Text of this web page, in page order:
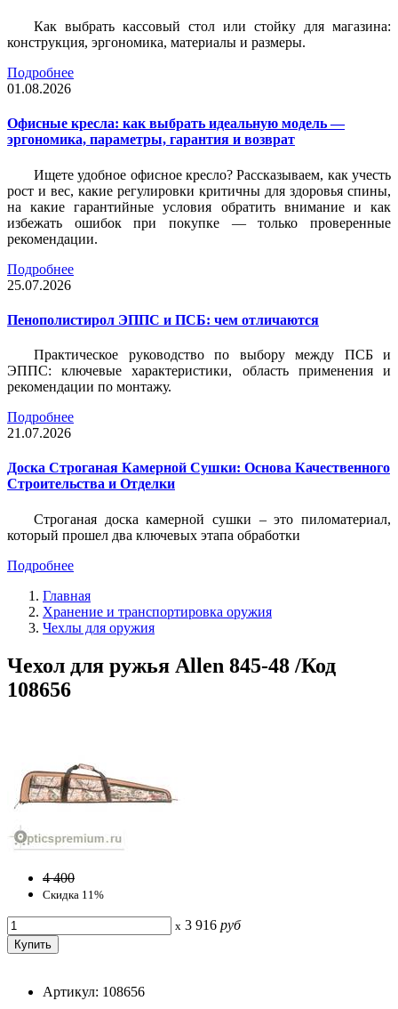
Как выбрать кассовый стол или стойку для магазина:
конструкция, эргономика, материалы и размеры.
Подробнее
01.08.2026
Офисные кресла: как выбрать идеальную модель —
эргономика, параметры, гарантия и возврат
Ищете удобное офисное кресло? Рассказываем, как учесть
рост и вес, какие регулировки критичны для здоровья спины,
на какие гарантийные условия обратить внимание и как
избежать ошибок при покупке — только проверенные
рекомендации.
Подробнее
25.07.2026
Пенополистирол ЭППС и ПСБ: чем отличаются
Практическое руководство по выбору между ПСБ и
ЭППС: ключевые характеристики, область применения и
рекомендации по монтажу.
Подробнее
21.07.2026
Доска Строганая Камерной Сушки: Основа Качественного
Строительства и Отделки
Строганая доска камерной сушки – это пиломатериал,
который прошел два ключевых этапа обработки
Подробнее
Главная
Хранение и транспортировка оружия
Чехлы для оружия
Чехол для ружья Allen 845-48 /Код
108656
4 400
Скидка 11%
x 3 916 руб
Артикул: 108656